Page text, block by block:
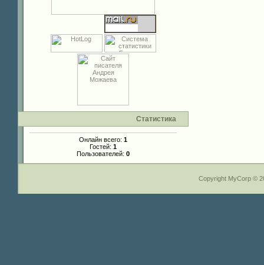
Статистика
Онлайн всего: 1
Гостей: 1
Пользователей: 0
Copyright MyCorp ©